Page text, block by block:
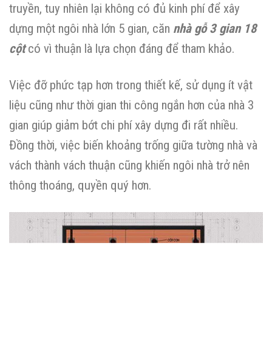
truyền, tuy nhiên lại không có đủ kinh phí để xây
dựng một ngôi nhà lớn 5 gian, căn nhà gỗ 3 gian 18
cột có vì thuận là lựa chọn đáng để tham khảo.
Việc đỡ phức tạp hơn trong thiết kế, sử dụng ít vật
liệu cũng như thời gian thi công ngắn hơn của nhà 3
gian giúp giảm bớt chi phí xây dựng đi rất nhiều.
Đồng thời, việc biến khoảng trống giữa tường nhà và
vách thành vách thuận cũng khiến ngôi nhà trở nên
thông thoáng, quyền quý hơn.